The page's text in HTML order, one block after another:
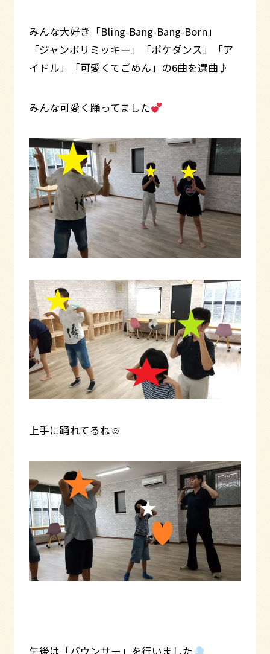
みんな大好き「Bling-Bang-Bang-Born」
「ジャンボリミッキー」「ポケダンス」「ア
イドル」「可愛くてごめん」の6曲を選曲♪
みんな可愛く踊ってました
上手に踊れてるね☺